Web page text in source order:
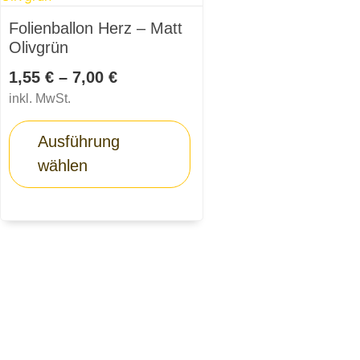
Folienballon Herz – Matt
Olivgrün
1,55 € – 7,00 €
inkl. MwSt.
Ausführung
wählen